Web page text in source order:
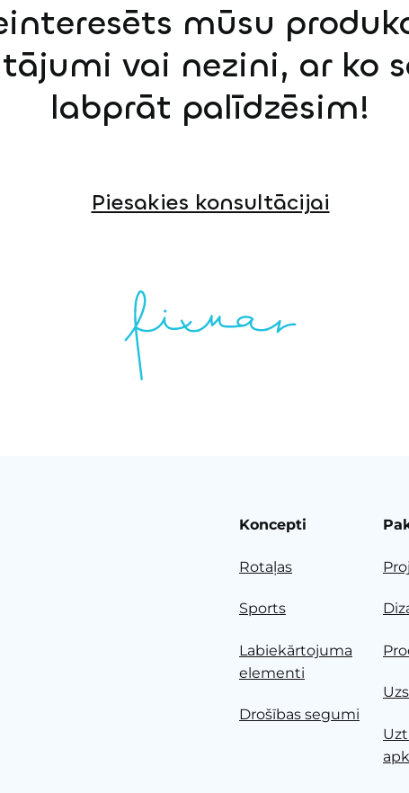
mūsu
vai nezini, ar ko
labprāt palīdzēsim!
Piesakies konsultācijai
Koncepti
Rotaļas
Sports
Labiekārtojuma
elementi
Drošības segumi